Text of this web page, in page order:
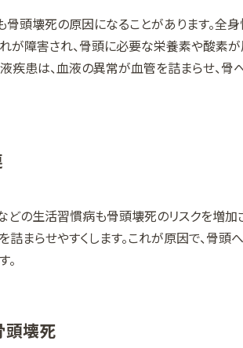
頭壊死の原因になることがあります。全身
が障害され、骨頭に必要な栄養素や酸素が
疾患は、血液の異常が血管を詰まらせ、
どの生活習慣病も骨頭壊死のリスクを増加
詰まらせやすくします。これが原因で、骨
頭壊死